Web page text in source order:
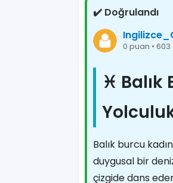
✔️ Doğrulandı
0 puan •
♓
Balık burcu
duygusal bir
çizgide dans